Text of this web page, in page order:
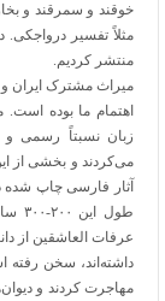
خوقند و سمرقند و
مثلاً تفسیر
منتشر کردیم.
میراث مشترک ایران
اهتمام ما بوده
زبان نسبتاً رسمی و
می‌کردند و بخشی از
عرفات العاشقین از
مهاجرت کردند و